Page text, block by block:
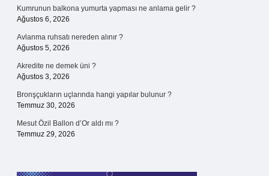
Kumrunun balkona yumurta yapması ne anlama gelir ?
Ağustos 6, 2026
Avlanma ruhsatı nereden alınır ?
Ağustos 5, 2026
Akredite ne demek üni ?
Ağustos 3, 2026
Bronşçukların uçlarında hangi yapılar bulunur ?
Temmuz 30, 2026
Mesut Özil Ballon d’Or aldı mı ?
Temmuz 29, 2026